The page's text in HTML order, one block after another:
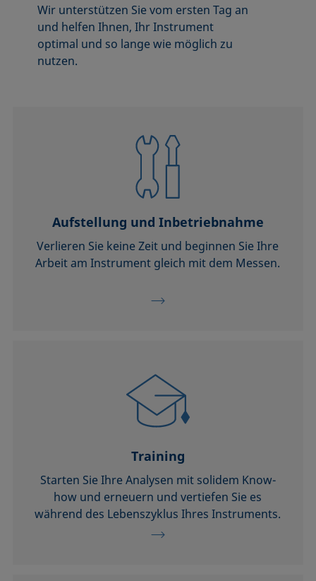
Wir unterstützen Sie vom ersten Tag an
und helfen Ihnen, Ihr Instrument
optimal und so lange wie möglich zu
nutzen.
Aufstellung und Inbetriebnahme
Verlieren Sie keine Zeit und beginnen Sie Ihre
Arbeit am Instrument gleich mit dem Messen.
Training
Starten Sie Ihre Analysen mit solidem Know-
how und erneuern und vertiefen Sie es
während des Lebenszyklus Ihres Instruments.